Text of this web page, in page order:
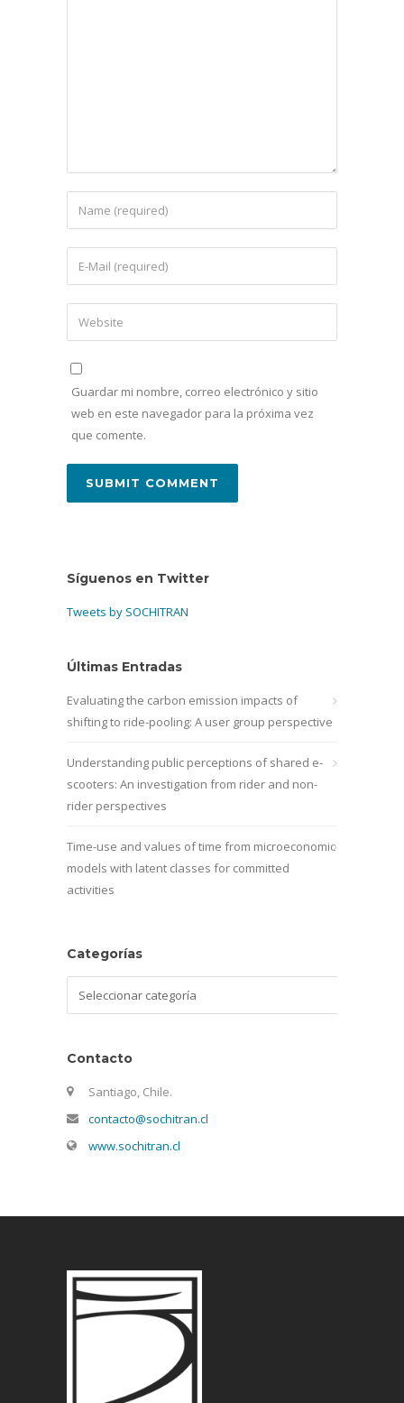
Guardar mi nombre, correo electrónico y sitio
web en este navegador para la próxima vez
que comente.
Síguenos en Twitter
Tweets by SOCHITRAN
Últimas Entradas
Evaluating the carbon emission impacts of
shifting to ride-pooling: A user group perspective
Understanding public perceptions of shared e-
scooters: An investigation from rider and non-
rider perspectives
Time-use and values of time from microeconomic
models with latent classes for committed
activities
Categorías
Contacto
Santiago, Chile.
contacto@sochitran.cl
www.sochitran.cl